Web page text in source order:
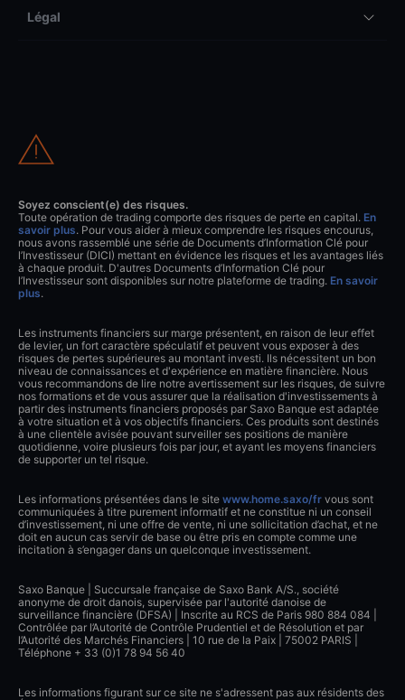
Légal
Soyez conscient(e) des risques.
Toute opération de trading comporte des risques de perte en capital. En
savoir plus. Pour vous aider à mieux comprendre les risques encourus,
nous avons rassemblé une série de Documents d’Information Clé pour
l’Investisseur (DICI) mettant en évidence les risques et les avantages liés
à chaque produit. D'autres Documents d’Information Clé pour
l’Investisseur sont disponibles sur notre plateforme de trading. En savoir
plus.
Les instruments financiers sur marge présentent, en raison de leur effet
de levier, un fort caractère spéculatif et peuvent vous exposer à des
risques de pertes supérieures au montant investi. Ils nécessitent un bon
niveau de connaissances et d'expérience en matière financière. Nous
vous recommandons de lire notre avertissement sur les risques, de suivre
nos formations et de vous assurer que la réalisation d'investissements à
partir des instruments financiers proposés par Saxo Banque est adaptée
à votre situation et à vos objectifs financiers. Ces produits sont destinés
à une clientèle avisée pouvant surveiller ses positions de manière
quotidienne, voire plusieurs fois par jour, et ayant les moyens financiers
de supporter un tel risque.
Les informations présentées dans le site www.home.saxo/fr vous sont
communiquées à titre purement informatif et ne constitue ni un conseil
d’investissement, ni une offre de vente, ni une sollicitation d’achat, et ne
doit en aucun cas servir de base ou être pris en compte comme une
incitation à s’engager dans un quelconque investissement.
Saxo Banque | Succursale française de Saxo Bank A/S., société
anonyme de droit danois, supervisée par l'autorité danoise de
surveillance financière (DFSA) | Inscrite au RCS de Paris 980 884 084 |
Contrôlée par l’Autorité de Contrôle Prudentiel et de Résolution et par
l’Autorité des Marchés Financiers | 10 rue de la Paix | 75002 PARIS |
Téléphone + 33 (0)1 78 94 56 40
Les informations figurant sur ce site ne s'adressent pas aux résidents des